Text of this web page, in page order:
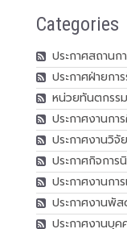
Categories
ประกาศสถาน
ประกาศฝ่ายกา
หน่วยทันตกรร
ประกาศงานกา
ประกาศงานวิจัย
ประกาศกิจการ
ประกาศงานกา
ประกาศงานพั
ประกาศงานบุค